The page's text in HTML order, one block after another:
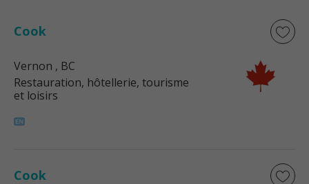
Cook
Vernon , BC
Restauration, hôtellerie, tourisme
et loisirs
Cook